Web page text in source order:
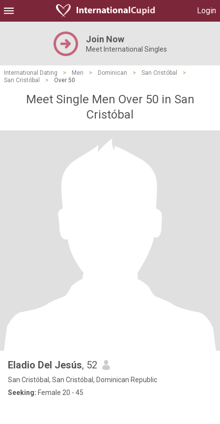
Login
Join Now
Meet International Singles
International Dating > Men > Dominican > San Cristóbal
>
San Cristóbal
> Over 50
Meet Single Men Over 50 in San
Cristóbal
Eladio Del Jesús, 52
San Cristóbal, San Cristóbal, Dominican Republic
Seeking: Female 20 - 45